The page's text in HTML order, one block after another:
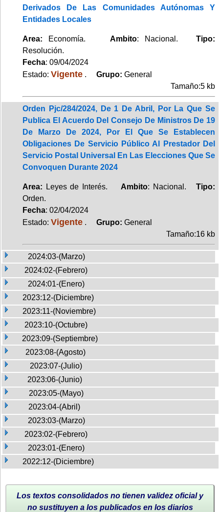
Derivados De Las Comunidades Autónomas Y
Entidades Locales
Area: Economía. Ambito: Nacional.Tipo:
Resolución.
Fecha: 09/04/2024
Estado: Vigente . Grupo: General
Tamaño:5 kb
Orden Pjc/284/2024, De 1 De Abril, Por La Que Se
Publica El Acuerdo Del Consejo De Ministros De 19
De Marzo De 2024, Por El Que Se Establecen
Obligaciones De Servicio Público Al Prestador Del
Servicio Postal Universal En Las Elecciones Que Se
Convoquen Durante 2024
Area: Leyes de Interés. Ambito: Nacional.Tipo:
Orden.
Fecha: 02/04/2024
Estado: Vigente . Grupo: General
Tamaño:16 kb
2024:03-(Marzo)
2024:02-(Febrero)
2024:01-(Enero)
2023:12-(Diciembre)
2023:11-(Noviembre)
2023:10-(Octubre)
2023:09-(Septiembre)
2023:08-(Agosto)
2023:07-(Julio)
2023:06-(Junio)
2023:05-(Mayo)
2023:04-(Abril)
2023:03-(Marzo)
2023:02-(Febrero)
2023:01-(Enero)
2022:12-(Diciembre)
Los textos consolidados no tienen validez oficial y
no sustituyen a los publicados en los diarios